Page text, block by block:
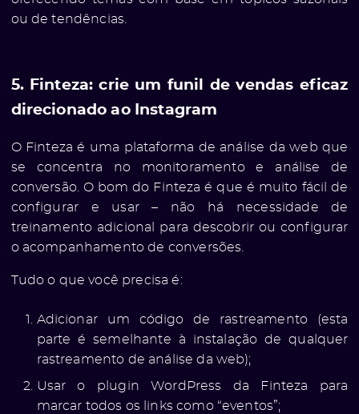
ou de tendências.
5. Finteza: crie um funil de vendas eficaz
direcionado ao Instagram
O Finteza é uma plataforma de análise da web que
se concentra no monitoramento e análise de
conversão. O bom do Finteza é que é muito fácil de
configurar e usar – não há necessidade de
treinamento adicional para descobrir ou configurar
o acompanhamento de conversões.
Tudo o que você precisa é:
Adicionar um código de rastreamento (esta
parte é semelhante à instalação de qualquer
rastreamento de análise da web);
Usar o plugin WordPress da Finteza para
marcar todos os links como “eventos”;